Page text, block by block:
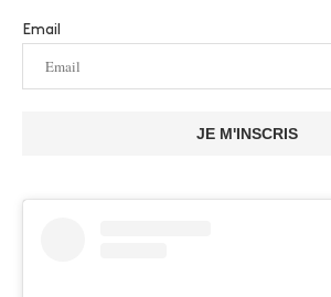
Email
JE M'INSCRIS